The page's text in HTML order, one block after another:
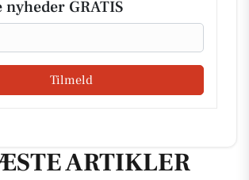
nyheder GRATIS
Tilmeld
ARTIKLER